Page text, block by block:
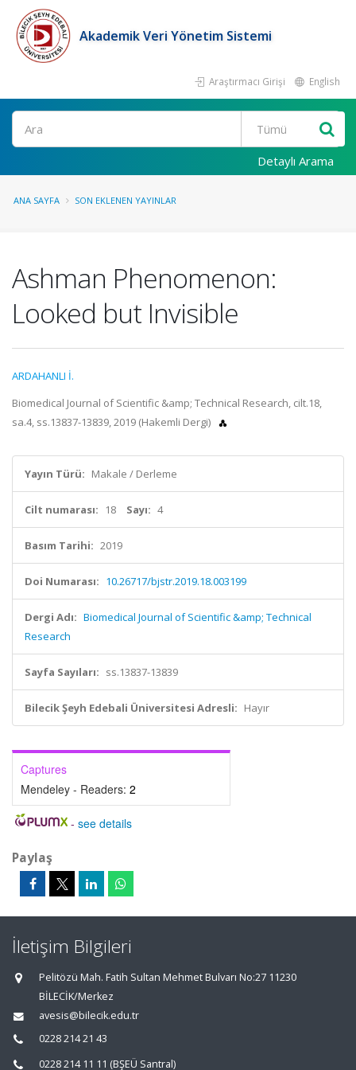
Akademik Veri Yönetim Sistemi
Araştırmacı Girişi English
Ara
Detaylı Arama
ANA SAYFA SON EKLENEN YAYINLAR
Ashman Phenomenon:
Looked but Invisible
ARDAHANLI İ.
Biomedical Journal of Scientific &amp; Technical Research, cilt.18,
sa.4, ss.13837-13839, 2019 (Hakemli Dergi)
Yayın Türü: Makale / Derleme
Cilt numarası: 18 Sayı: 4
Basım Tarihi: 2019
Doi Numarası: 10.26717/bjstr.2019.18.003199
Dergi Adı: Biomedical Journal of Scientific &amp; Technical
Research
Sayfa Sayıları: ss.13837-13839
Bilecik Şeyh Edebali Üniversitesi Adresli: Hayır
Captures
Mendeley - Readers: 2
- see details
Paylaş
İletişim Bilgileri
Pelitözü Mah. Fatih Sultan Mehmet Bulvarı No:27 11230
BİLECİK/Merkez
avesis@bilecik.edu.tr
0228 214 21 43
0228 214 11 11 (BŞEÜ Santral)